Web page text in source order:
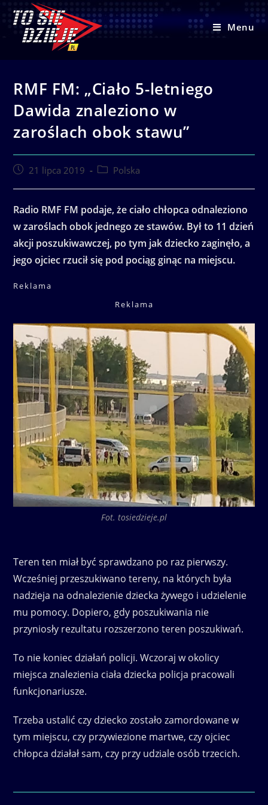
content
Menu
RMF FM: „Ciało 5-letniego
Dawida znaleziono w
zaroślach obok stawu”
Post21 lipca 2019
PostPolska
Radio RMF FM podaje, że ciało chłopca odnaleziono
w zaroślach obok jednego ze stawów. Był to 11 dzień
akcji poszukiwawczej, po tym jak dziecko zaginęło, a
jego ojciec rzucił się pod pociąg ginąc na miejscu.
Reklama
Reklama
Fot. tosiedzieje.pl
Teren ten miał być sprawdzano po raz pierwszy.
Wcześniej przeszukiwano tereny, na których była
nadzieja na odnalezienie dziecka żywego i udzielenie
mu pomocy. Dopiero, gdy poszukiwania nie
przyniosły rezultatu rozszerzono teren poszukiwań.
To nie koniec działań policji. Wczoraj w okolicy
miejsca znalezienia ciała dziecka policja pracowali
funkcjonariusze.
Trzeba ustalić czy dziecko zostało zamordowane w
tym miejscu, czy przywiezione martwe, czy ojciec
chłopca działał sam, czy przy udziale osób trzecich.